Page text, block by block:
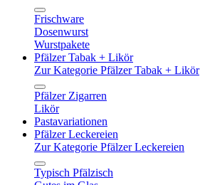
Frischware
Dosenwurst
Wurstpakete
Pfälzer Tabak + Likör
Zur Kategorie Pfälzer Tabak + Likör
Pfälzer Zigarren
Likör
Pastavariationen
Pfälzer Leckereien
Zur Kategorie Pfälzer Leckereien
Typisch Pfälzisch